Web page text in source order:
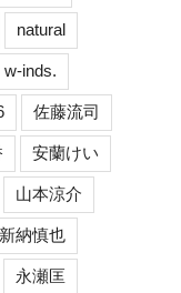
natural
w-inds.
佐藤流司
安蘭けい
山本涼介
新納慎也
永瀬匡